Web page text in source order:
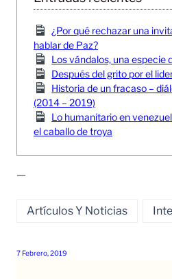
¿Por qué rechazar una
hablar de Paz?
Los vándalos, una especie
Después del grito por el
Historia de un fracaso –
(2014 – 2019)
Lo humanitario en
el caballo de troya
—
Artículos Y Noticias
7 Febrero, 2019